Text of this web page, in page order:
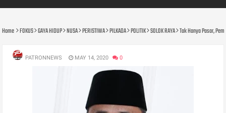
Home FOKUS GAYA HIDUP NUSA PERISTIWA PILKADA POLITIK SOLOK RAYA Tak Hanya Pasar,
PATRONNEWS MAY 14, 2020 0